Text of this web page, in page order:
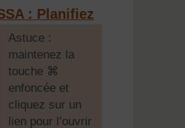
: Planifiez
[
Astuce :
maintenez la
touche ⌘
enfoncée et
cliquez sur un
lien pour l’ouvrir